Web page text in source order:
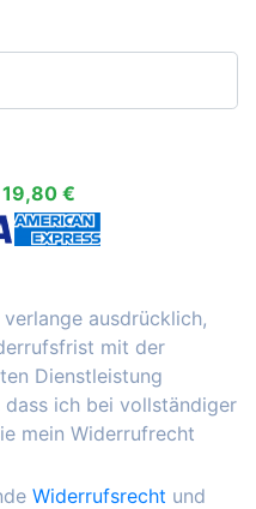
19,80 €
ausdrücklich,
mit der
Dienstleistung
ich bei vollständiger
mein Widerrufrecht
Widerrufsrecht und